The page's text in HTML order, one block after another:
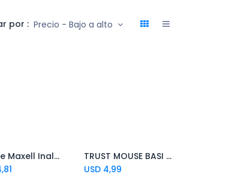
por : Precio - Bajo a alto
Mouse Maxell Inalámbrico Mowl-100 Red + Pilas
Add to Cart
TRUST MOUSE BASI USB
USD 4,99